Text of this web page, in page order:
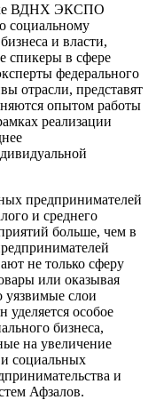
ВДНХ ЭКСПО
социальному
и власти,
спикеры в сфере
федерального
отрасли, представят
опытом работы
реализации
предпринимателей
и среднего
больше, чем в
не только сферу
или оказывая
уязвимые слои
уделяется особое
бизнеса,
на увеличение
социальных
и
Афзалов.